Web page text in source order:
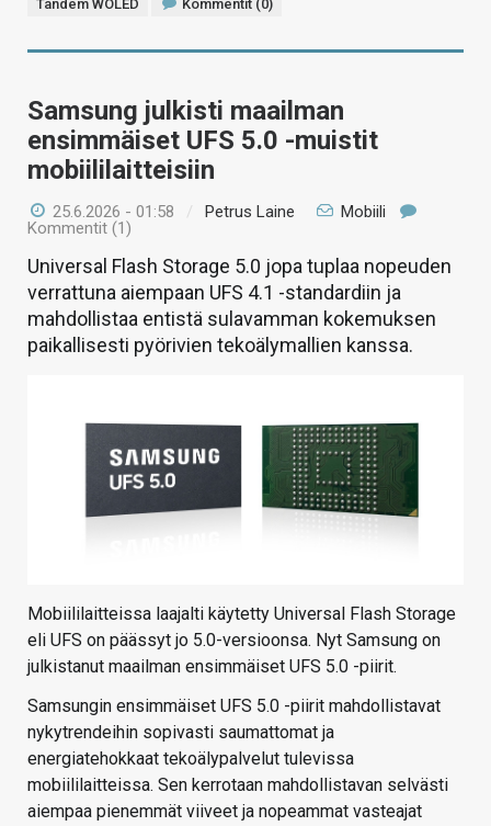
Tandem WOLED Kommentit (0)
Samsung julkisti maailman
ensimmäiset UFS 5.0 -muistit
mobiililaitteisiin
25.6.2026 - 01:58 / Petrus Laine
Mobiili
Kommentit (1)
Universal Flash Storage 5.0 jopa tuplaa nopeuden
verrattuna aiempaan UFS 4.1 -standardiin ja
mahdollistaa entistä sulavamman kokemuksen
paikallisesti pyörivien tekoälymallien kanssa.
Mobiililaitteissa laajalti käytetty Universal Flash Storage
eli UFS on päässyt jo 5.0-versioonsa. Nyt Samsung on
julkistanut maailman ensimmäiset UFS 5.0 -piirit.
Samsungin ensimmäiset UFS 5.0 -piirit mahdollistavat
nykytrendeihin sopivasti saumattomat ja
energiatehokkaat tekoälypalvelut tulevissa
mobiililaitteissa. Sen kerrotaan mahdollistavan selvästi
aiempaa pienemmät viiveet ja nopeammat vasteajat